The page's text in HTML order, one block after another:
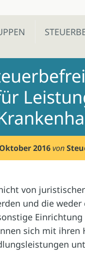
2016 von
von
und die weder
Einrichtung
sich mit ihren